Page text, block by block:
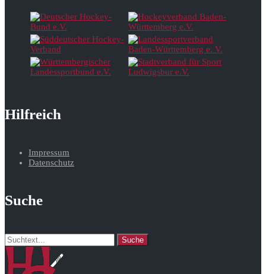
Hilfreich
Impressum
Datenschutz
Suche